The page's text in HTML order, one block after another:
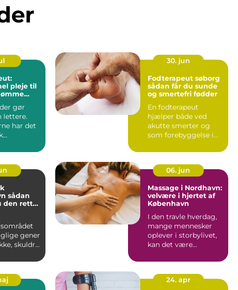
pleje til
gør
lettere.
har det
30. jun
Fodterapeut søborg
sådan får du sunde
og smertefri fødder
En fodterapeut
hjælper både ved
akutte smerter og
som forebyggelse i
opdager først ...
den rette
gener
skuldre
06. jun
Massage i Nordhavn:
velvære i hjertet af
København
I den travle hverdag,
mange mennesker
oplever i storbylivet,
kan det være
24. apr